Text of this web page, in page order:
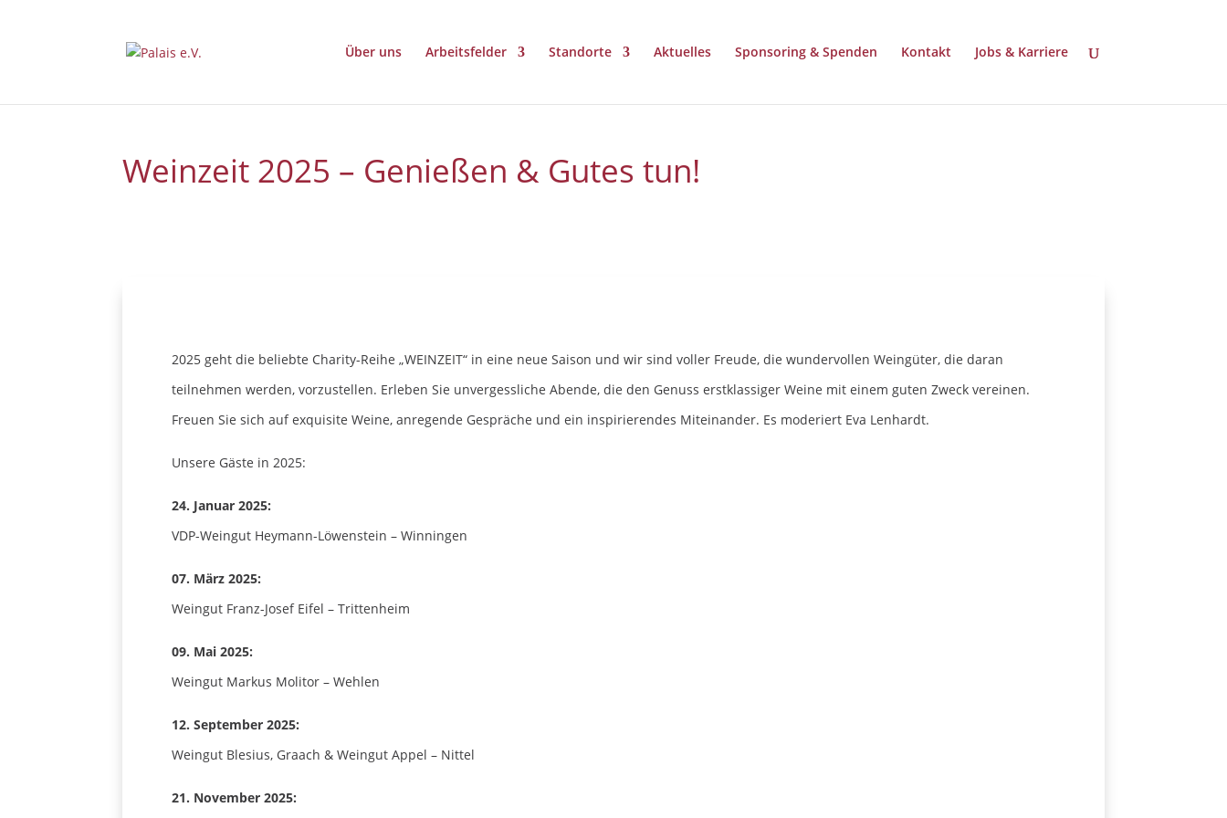
Über uns Arbeitsfelder Standorte Aktuelles Sponsoring & Spenden Kontakt Jobs & Karriere
Weinzeit 2025 – Genießen & Gutes tun!
2025 geht die beliebte Charity-Reihe „WEINZEIT“ in eine neue Saison und wir sind voller Freude, die wundervollen Weingüter, die daran
teilnehmen werden, vorzustellen. Erleben Sie unvergessliche Abende, die den Genuss erstklassiger Weine mit einem guten Zweck vereinen.
Freuen Sie sich auf exquisite Weine, anregende Gespräche und ein inspirierendes Miteinander. Es moderiert Eva Lenhardt.
Unsere Gäste in 2025:
24. Januar 2025:
VDP-Weingut Heymann-Löwenstein – Winningen
07. März 2025:
Weingut Franz-Josef Eifel – Trittenheim
09. Mai 2025:
Weingut Markus Molitor – Wehlen
12. September 2025:
Weingut Blesius, Graach & Weingut Appel – Nittel
21. November 2025: